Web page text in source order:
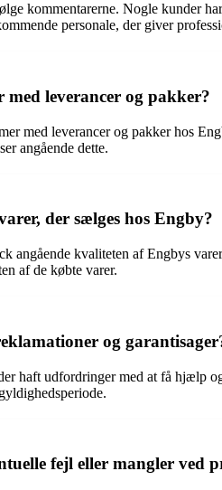
kommentarerne. Nogle kunder
personale, der giver
leverancer og pakker?
med leverancer og pakker hos
angående dette.
der sælges hos Engby?
angående kvaliteten af Engbys
af de købte varer.
og
haft udfordringer med at få hjælp
fejl eller mangler ved